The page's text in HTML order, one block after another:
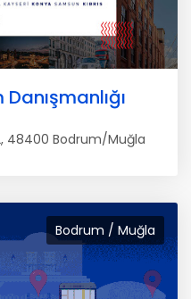
48400 Bodrum/Muğla
Bodrum / Muğla